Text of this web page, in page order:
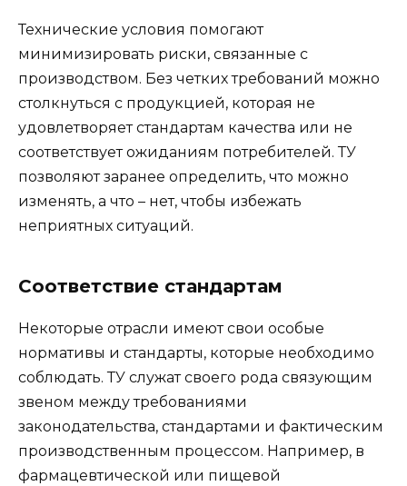
Технические условия помогают
минимизировать риски, связанные с
производством. Без четких требований можно
столкнуться с продукцией, которая не
удовлетворяет стандартам качества или не
соответствует ожиданиям потребителей. ТУ
позволяют заранее определить, что можно
изменять, а что – нет, чтобы избежать
неприятных ситуаций.
Соответствие стандартам
Некоторые отрасли имеют свои особые
нормативы и стандарты, которые необходимо
соблюдать. ТУ служат своего рода связующим
звеном между требованиями
законодательства, стандартами и фактическим
производственным процессом. Например, в
фармацевтической или пищевой